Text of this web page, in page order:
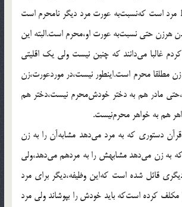
است که‌نسبت‌به عورت مرد دیگر نامحرم است
هرزن حتی نسبت‌به عورت او،محرم است.البته این
غالبا می‌دانند که چنین نیست ولی یک اقلیتی
مطلقا محرم است.اینطور نیست،در موردعورت،زن
مادر هم به دختر خودش‌محرم نیست،دختر هم
هم به خواهر محرم‌نیست.
دستوری که به مرد می‌دهد مشابه‌آن را به زن
به زن می‌دهد مشابهش را به مردهم می‌دهد،ولی
قائل شده است که‌این وظیفه،دیگر برای مرد
کرده است‌که باید خودش را بپوشاند ولی مرد